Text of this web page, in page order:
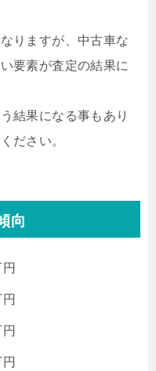
りますが、中古車な
要素が査定の結果に
結果になる事もあり
ださい。
向